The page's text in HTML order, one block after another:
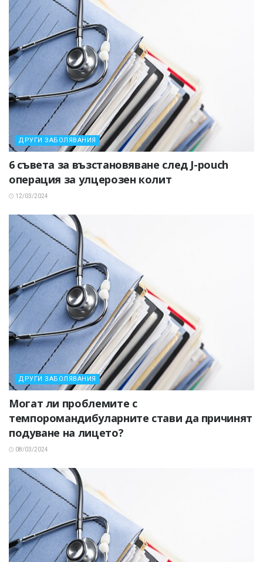
ДРУГИ ЗАБОЛЯВАНИЯ
6 съвета за възстановяване след J-pouch
операция за улцерозен колит
12/03/2024
ДРУГИ ЗАБОЛЯВАНИЯ
Могат ли проблемите с
темпоромандибуларните стави да причинят
подуване на лицето?
08/03/2024